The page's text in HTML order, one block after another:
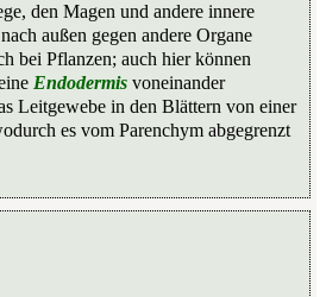
den Magen und andere innere
außen gegen andere Organe
bei Pflanzen; auch hier können
Endodermis voneinander
Leitgewebe in den Blättern von einer
es vom Parenchym abgegrenzt